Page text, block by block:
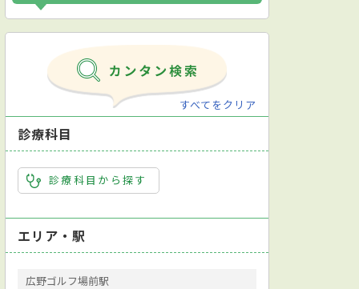
すべてをクリア
診療科目
診療科目から探す
エリア・駅
広野ゴルフ場前駅